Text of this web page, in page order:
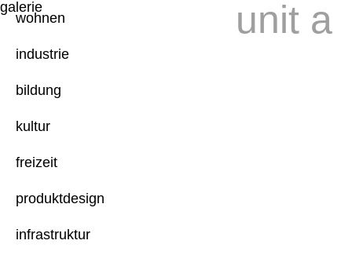
unit a
wohnen
industrie
bildung
kultur
freizeit
produktdesign
infrastruktur
galerie